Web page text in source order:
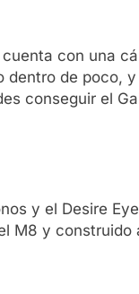
paranormales
de Samsung
con una
dentro de poco,
conseguir el
y el Desire
M8 y construido